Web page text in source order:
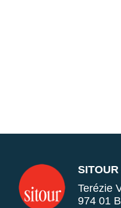
Terézie
974 01